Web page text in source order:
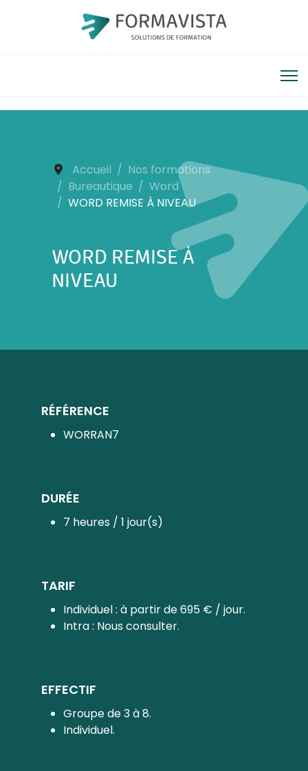
Accueil
Nos formations
Bureautique
Word
WORD REMISE À NIVEAU
WORD REMISE À
NIVEAU
RÉFÉRENCE
WORRAN7
DURÉE
7 heures / 1 jour(s)
TARIF
Individuel : à partir de 695 € / jour.
Intra : Nous consulter.
EFFECTIF
Groupe de 3 à 8.
Individuel.